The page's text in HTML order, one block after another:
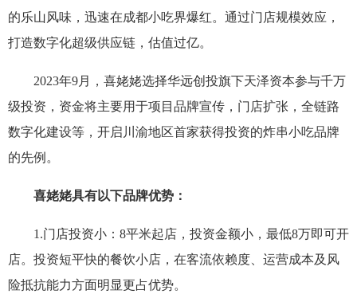
的乐山风味，迅速在成都小吃界爆红。通过门店规模效应，
打造数字化超级供应链，估值过亿。
2023年9月，喜姥姥选择华远创投旗下天泽资本参与千万
级投资，资金将主要用于项目品牌宣传，门店扩张，全链路
数字化建设等，开启川渝地区首家获得投资的炸串小吃品牌
的先例。
喜姥姥具有以下品牌优势：
1.门店投资小：8平米起店，投资金额小，最低8万即可开
店。投资短平快的餐饮小店，在客流依赖度、运营成本及风
险抵抗能力方面明显更占优势。